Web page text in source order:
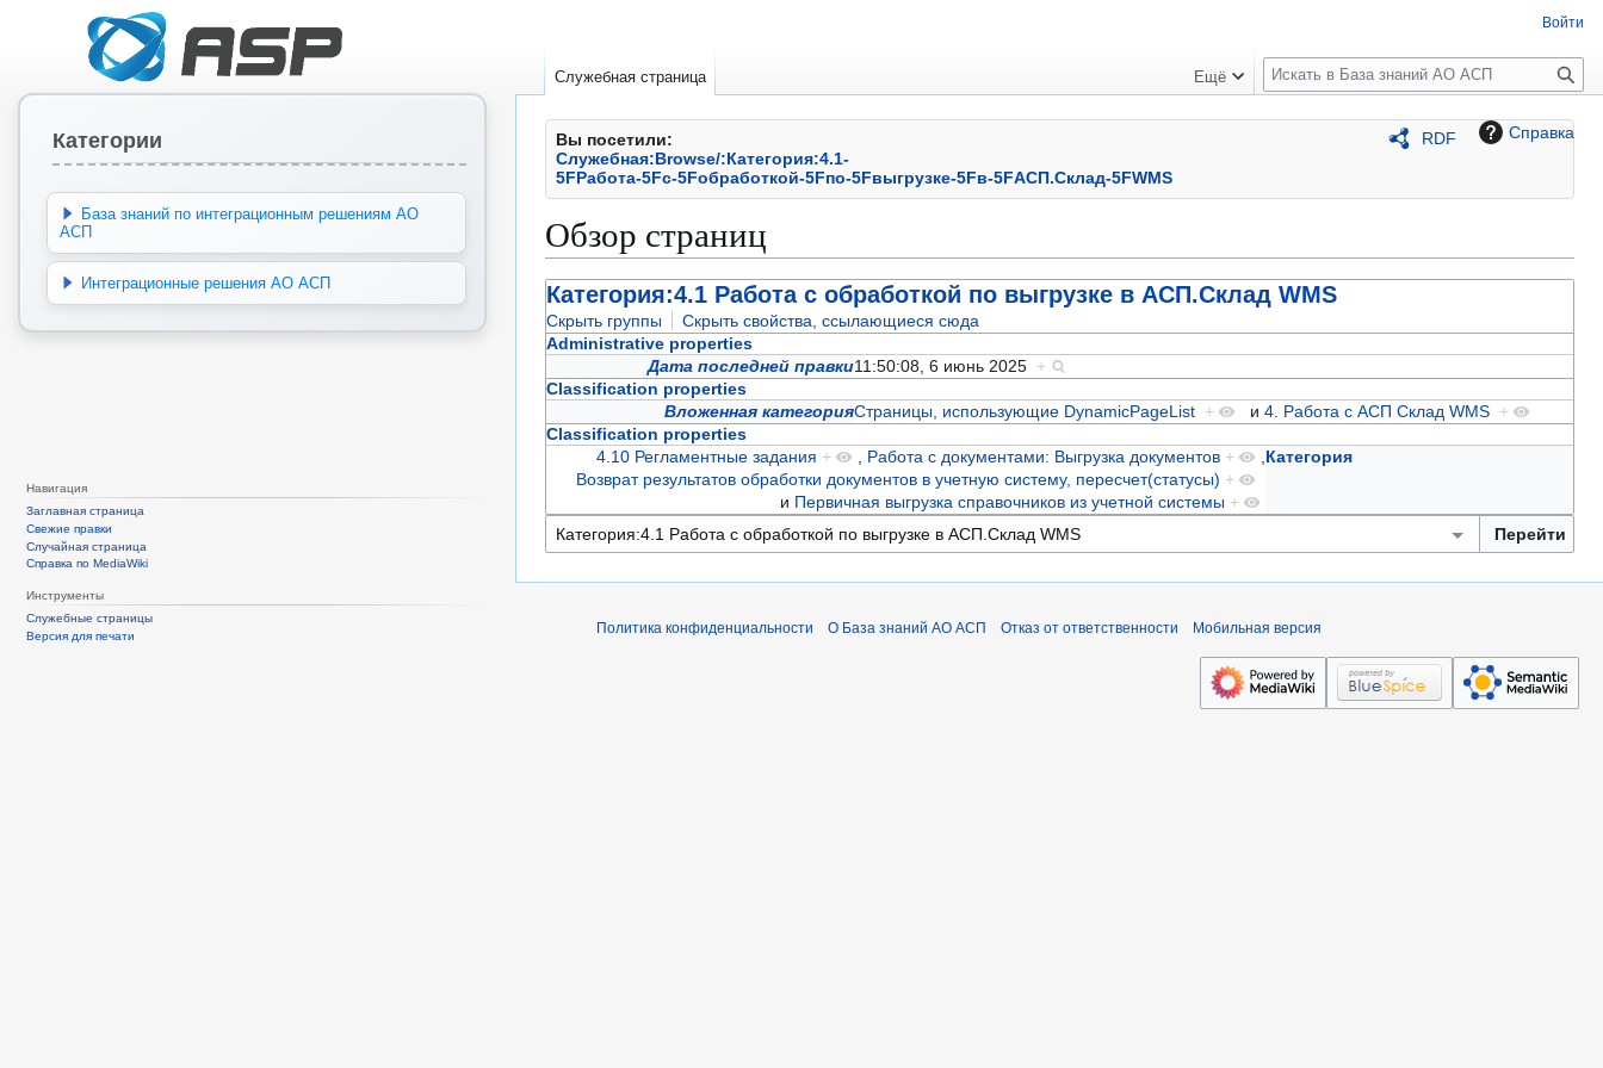
RDF Справка
Вы посетили:
Служебная:Browse/:Категория:4.1-
5FРабота-5Fс-5Fобработкой-5Fпо-5Fвыгрузке-5Fв-5FАСП.Склад-5FWMS
Обзор страниц
Перейти
к
навигации
Перейти
к
поиску
Категория:4.1 Работа с обработкой по выгрузке в АСП.Склад WMS
Скрыть группы
Скрыть свойства, ссылающиеся сюда
Administrative properties
Дата последней правки11:50:08, 6 июнь 2025 +
Classification properties
Вложенная категорияСтраницы, использующие DynamicPageList + и4. Работа с АСП Склад WMS +
Classification properties
Категория
4.10 Регламентные задания + Работа с документами: Выгрузка документов +
Возврат результатов обработки документов в учетную систему, пересчет(статусы) +
и Первичная выгрузка справочников из учетной системы +
Войти
Служебная страница Ещё
П
о
и
Категории
База знаний по интеграционным решениям АО
АСП
Интеграционные решения АО АСП
Навигация
Заглавная страница
Свежие правки
Случайная страница
Справка по MediaWiki
Инструменты
Служебные страницы
Версия для печати
Политика конфиденциальности О База знаний АО АСП Отказ от ответственности Мобильная версия